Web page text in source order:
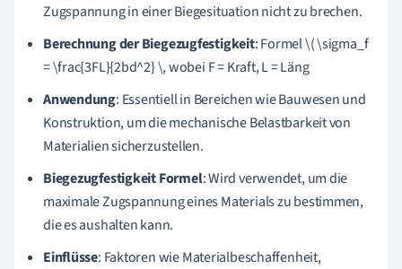
Zugspannung in einer Biegesituation nicht zu brechen.
Berechnung der Biegezugfestigkeit: Formel \( \sigma_f
= \frac{3FL}{2bd^2} \, wobei F = Kraft, L = Läng
Anwendung: Essentiell in Bereichen wie Bauwesen und
Konstruktion, um die mechanische Belastbarkeit von
Materialien sicherzustellen.
Biegezugfestigkeit Formel: Wird verwendet, um die
maximale Zugspannung eines Materials zu bestimmen,
die es aushalten kann.
Einflüsse: Faktoren wie Materialbeschaffenheit,